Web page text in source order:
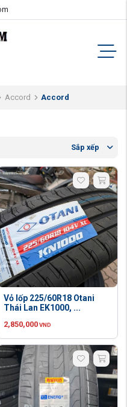
Accord Accord
Sắp xếp
Vỏ lốp 225/60R18 Otani
Thái Lan EK1000, ...
2,850,000 VND